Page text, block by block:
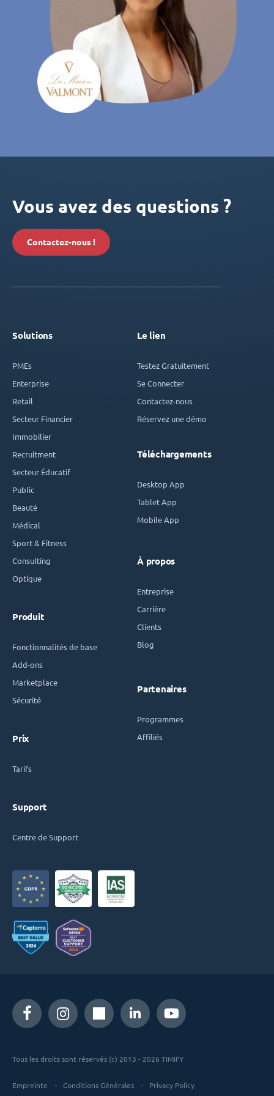
Vous avez des questions ?
Contactez-nous !
Solutions
PMEs
Enterprise
Retail
Secteur Financier
Immobilier
Recruitment
Secteur Éducatif
Public
Beauté
Médical
Sport & Fitness
Consulting
Optique
Produit
Fonctionnalités de base
Add-ons
Marketplace
Sécurité
Prix
Tarifs
Support
Centre de Support
Le lien
Testez Gratuitement
Se Connecter
Contactez-nous
Réservez une démo
Téléchargements
Desktop App
Tablet App
Mobile App
À propos
Entreprise
Carrière
Clients
Blog
Partenaires
Programmes
Affiliés
Tous les droits sont réservés (c) 2013 - 2026 TIMIFY
Empreinte Conditions Générales Privacy Policy